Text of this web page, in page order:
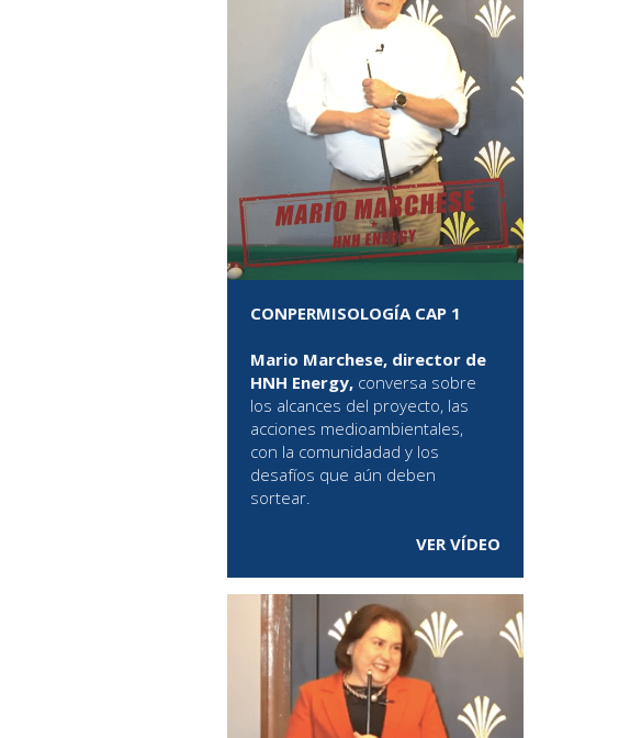
CONPERMISOLOGÍA CAP 1
Mario Marchese, director de
HNH Energy, conversa sobre
los alcances del proyecto, las
acciones medioambientales,
con la comunidadad y los
desafíos que aún deben
sortear.
VER VÍDEO